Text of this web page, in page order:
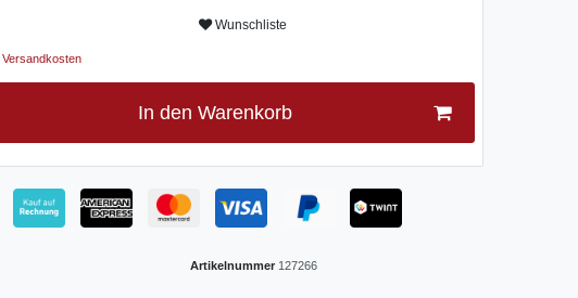
Versandkosten
Wunschliste
In den Warenkorb
Artikelnummer 127266